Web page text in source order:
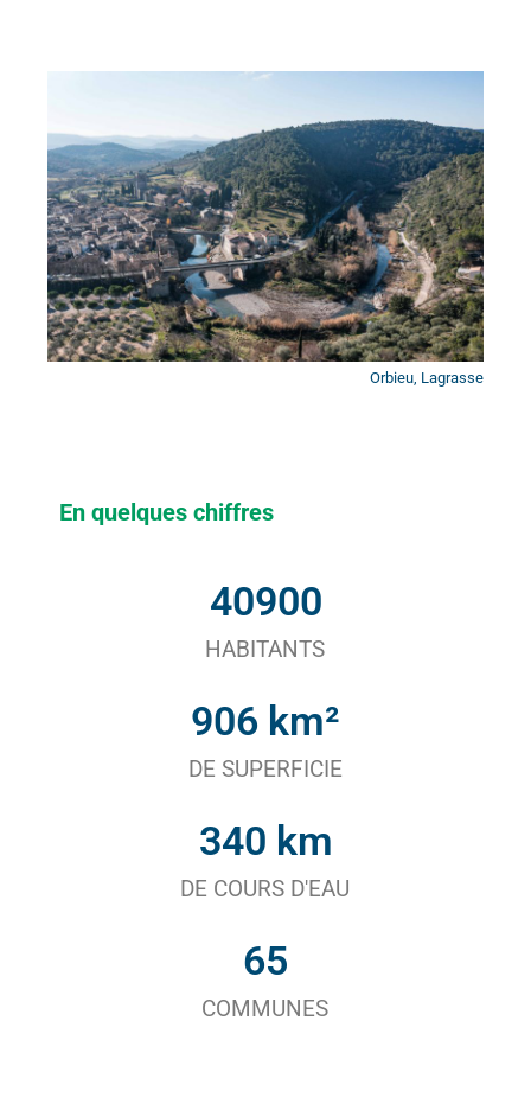
Orbieu, Lagrasse
En quelques chiffres
HABITANTS
40900
DE SUPERFICIE
906 km²
DE COURS D'EAU
340 km
COMMUNES
65